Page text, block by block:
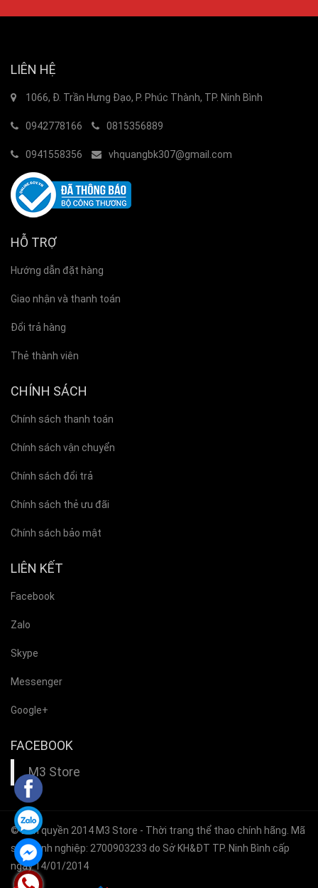
LIÊN HỆ
1066, Đ. Trần Hưng Đạo, P. Phúc Thành, TP. Ninh Bình
0942778166 0815356889
0941558356 vhquangbk307@gmail.com
HỖ TRỢ
Hướng dẫn đặt hàng
Giao nhận và thanh toán
Đổi trả hàng
Thẻ thành viên
CHÍNH SÁCH
Chính sách thanh toán
Chính sách vận chuyển
Chính sách đổi trả
Chính sách thẻ ưu đãi
Chính sách bảo mật
LIÊN KẾT
Facebook
Zalo
Skype
Messenger
Google+
FACEBOOK
M3 Store
© Bản quyền 2014 M3 Store - Thời trang thể thao chính hãng. Mã
số doanh nghiệp: 2700903233 do Sở KH&ĐT TP. Ninh Bình cấp
ngày 14/01/2014